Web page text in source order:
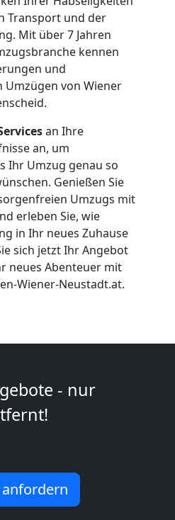
Transport und der
Mit über 7 Jahren
kennen
und
Umzügen von Wiener
an Ihre
an, um
Ihr Umzug genau so
Genießen Sie
Umzugs mit
erleben Sie, wie
in Ihr neues Zuhause
sich jetzt Ihr Angebot
neues Abenteuer mit
Wiener-Neustadt.at.
- nur
anfordern